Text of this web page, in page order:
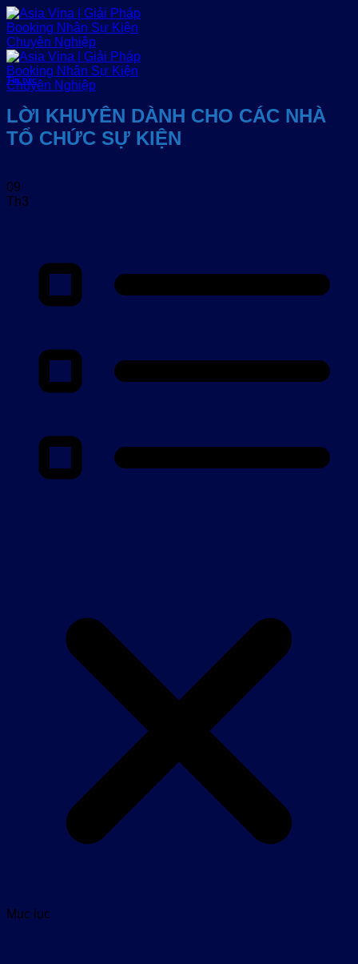
Bỏ
qua
nội
dung
Tin tức
LỜI KHUYÊN DÀNH CHO CÁC NHÀ
TỔ CHỨC SỰ KIỆN
09
Th3
Mục lục